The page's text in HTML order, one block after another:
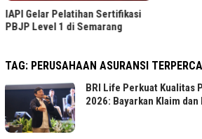
IAPI Gelar Pelatihan Sertifikasi
PBJP Level 1 di Semarang
TAG: PERUSAHAAN ASURANSI
BRI Life Perkuat Kualitas
2026: Bayarkan Klaim